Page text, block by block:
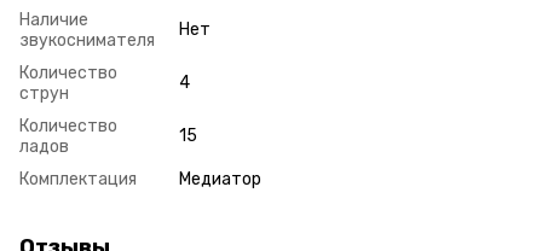
Наличие
звукоснимателя
Нет
Количество
струн
4
Количество
ладов
15
Комплектация Медиатор